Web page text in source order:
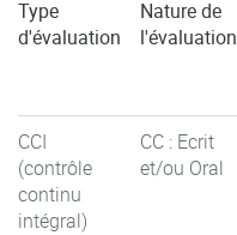
Type
d'évaluation
Nature de
l'évaluation
CCI
(contrôle
continu
intégral)
CC : Ecrit
et/ou Oral